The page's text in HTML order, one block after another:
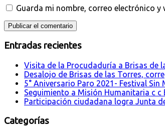
Guarda mi nombre, correo electrónico y
Entradas recientes
Visita de la Procudaduría a Brisas de
Desalojo de Brisas de las Torres,
5° Aniversario Paro 2021- Festival Sin
Seguimiento a Misión Humanitaria c c
Participación ciudadana logra Junta
Categorías